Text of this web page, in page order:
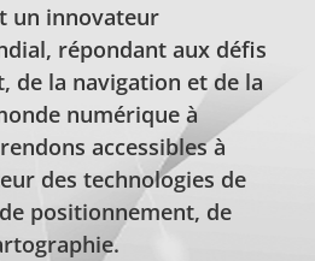
un innovateur
répondant aux défis
de la navigation et de la
numérique à
accessibles à
des technologies de
positionnement, de